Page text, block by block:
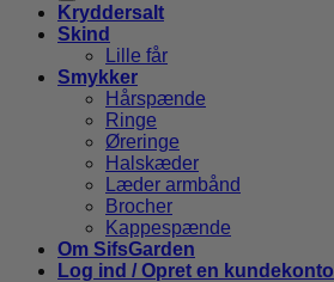
Kryddersalt
Skind
Lille får
Smykker
Hårspænde
Ringe
Øreringe
Halskæder
Læder armbånd
Brocher
Kappespænde
Om SifsGarden
Log ind / Opret en kundekonto